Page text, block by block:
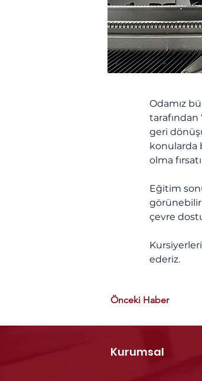
Odamız
tarafından
geri
konularda
olma
Eğitim
görünebilir
çevre
ederiz.
Önceki Haber
Kurumsal